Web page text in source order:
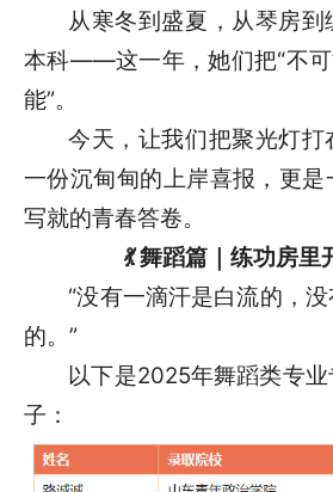
从寒冬到盛夏，从琴房到
本科——这一年，她们把“不可
能”。
今天，让我们把聚光灯打
一份沉甸甸的上岸喜报，更
写就的青春答卷。
💃 舞蹈篇｜练功房里
“没有一滴汗是白流的，
的。”
以下是2025年舞蹈类专
子：